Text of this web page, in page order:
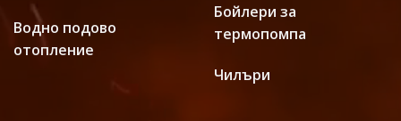
Водно подово
отопление
Бойлери за
термопомпа
Чилъри